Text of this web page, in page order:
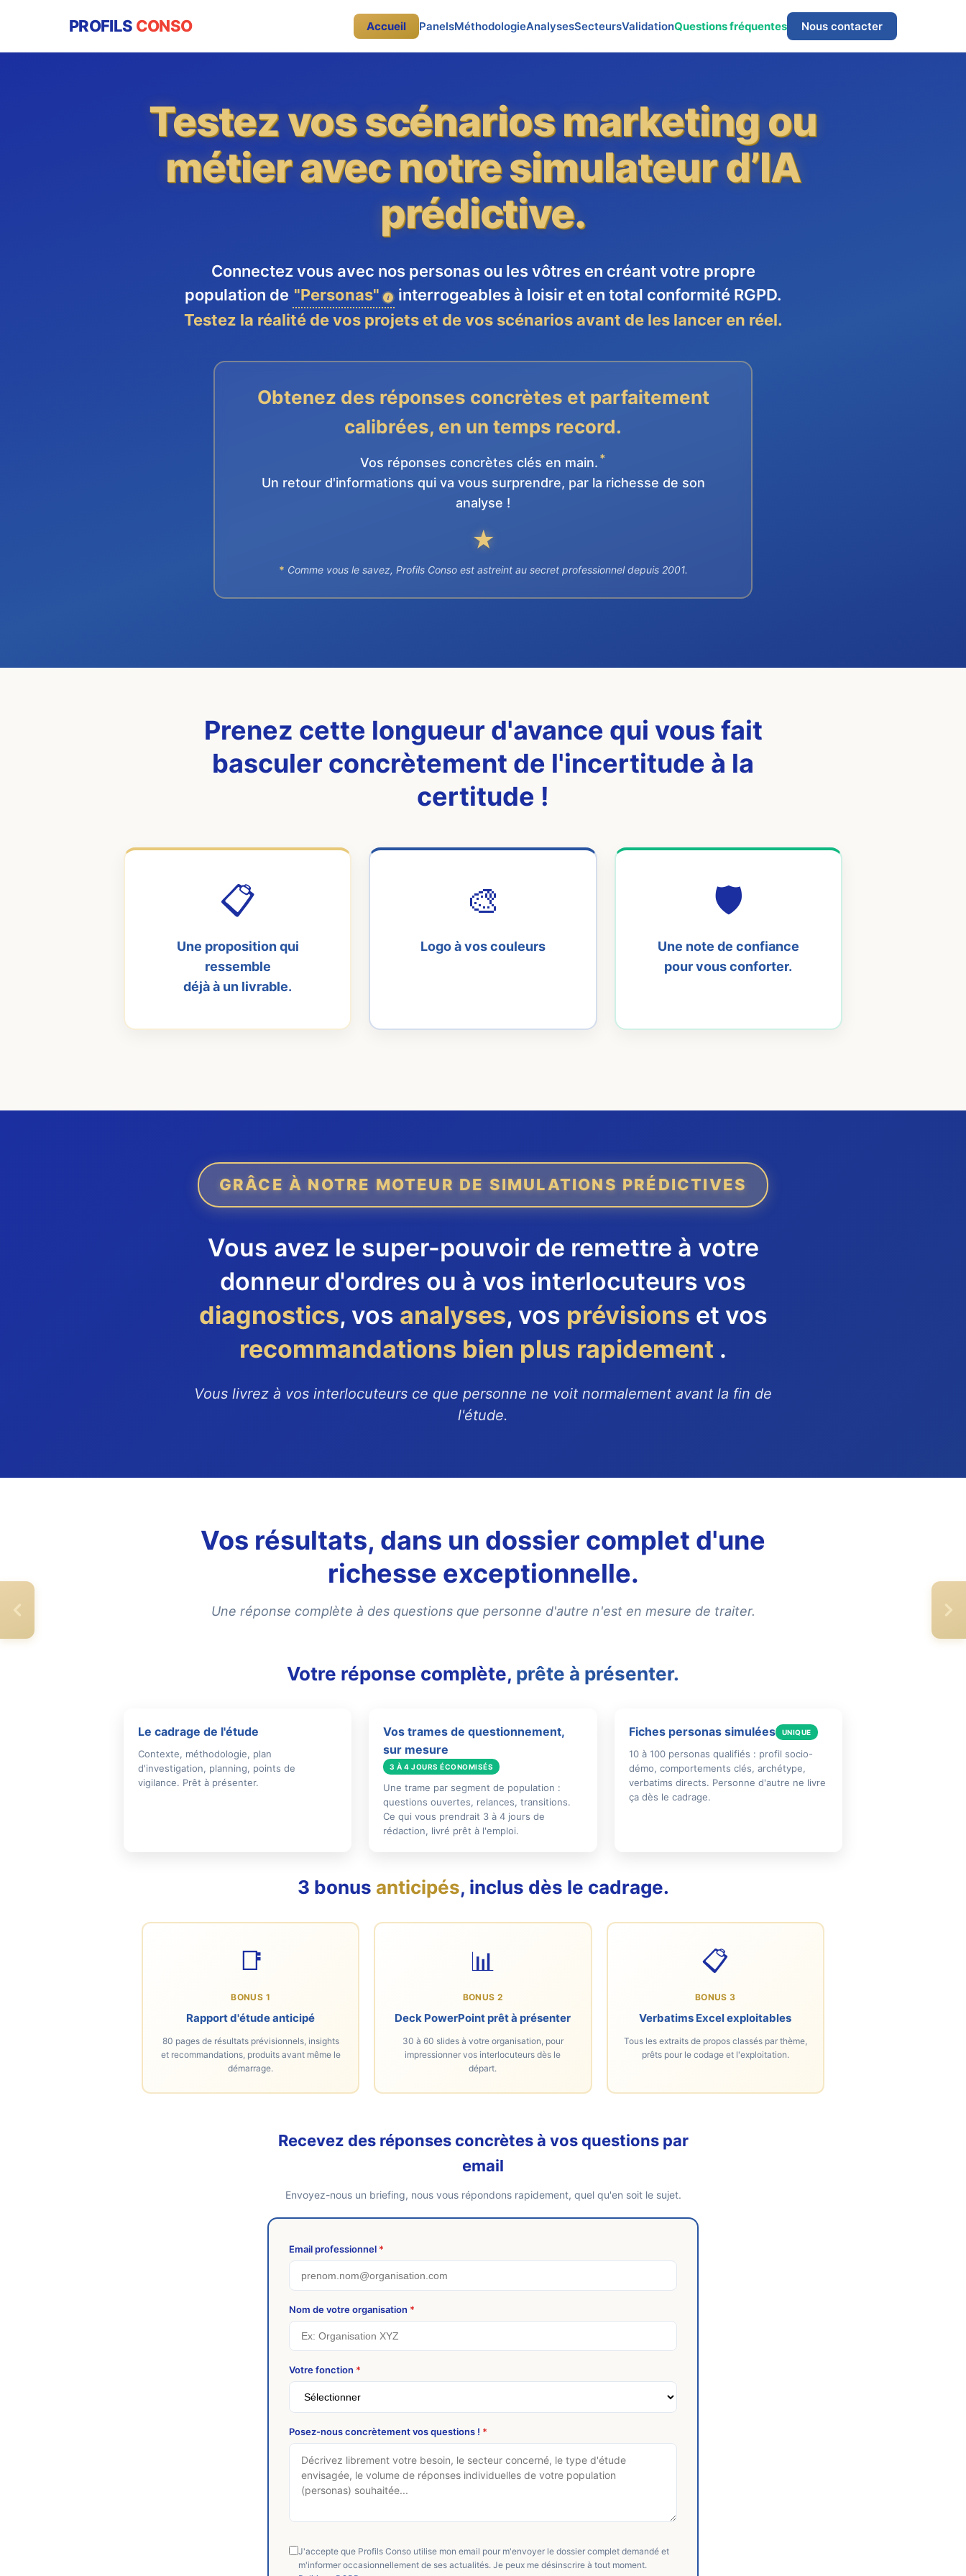
PROFILS CONSO Accueil PanelsMéthodologieAnalysesSecteursValidationQuestions fréquentes Nous contacter
Testez vos scénarios marketing ou
métier avec notre simulateur d’IA
prédictive.
Connectez vous avec nos personas ou les vôtres en créant votre propre
population de "Personas"
interrogeables à loisir et en total conformité RGPD.
Testez la réalité de vos projets et de vos scénarios avant de les lancer en réel.
Obtenez des réponses concrètes et parfaitement
calibrées, en un temps record.
Vos réponses concrètes clés en main. *
Un retour d'informations qui va vous surprendre, par la richesse de son
analyse !
★
* Comme vous le savez, Profils Conso est astreint au secret professionnel depuis 2001.
Prenez cette longueur d'avance qui vous fait
basculer concrètement de l'incertitude à la
certitude !
📋
Une proposition qui
ressemble
déjà à un livrable.
🎨
Logo à vos couleurs
🛡️
Une note de confiance
pour vous conforter.
GRÂCE À NOTRE MOTEUR DE SIMULATIONS PRÉDICTIVES
Vous avez le super-pouvoir de remettre à votre
donneur d'ordres ou à vos interlocuteurs vos
diagnostics, vos analyses, vos prévisions et vos
recommandations bien plus rapidement .
Vous livrez à vos interlocuteurs ce que personne ne voit normalement avant la fin de
l'étude.
Vos résultats, dans un dossier complet d'une
richesse exceptionnelle.
Une réponse complète à des questions que personne d'autre n'est en mesure de traiter.
Votre réponse complète, prête à présenter.
Le cadrage de l'étude
Contexte, méthodologie, plan
d'investigation, planning, points de
vigilance. Prêt à présenter.
Vos trames de questionnement,
sur mesure
3 À 4 JOURS ÉCONOMISÉS
Une trame par segment de population :
questions ouvertes, relances, transitions.
Ce qui vous prendrait 3 à 4 jours de
rédaction, livré prêt à l'emploi.
Fiches personas simulées UNIQUE
10 à 100 personas qualifiés : profil socio-
démo, comportements clés, archétype,
verbatims directs. Personne d'autre ne livre
ça dès le cadrage.
3 bonus anticipés, inclus dès le cadrage.
📑
BONUS 1
Rapport d'étude anticipé
80 pages de résultats prévisionnels, insights
et recommandations, produits avant même le
démarrage.
📊
BONUS 2
Deck PowerPoint prêt à présenter
30 à 60 slides à votre organisation, pour
impressionner vos interlocuteurs dès le
départ.
📋
BONUS 3
Verbatims Excel exploitables
Tous les extraits de propos classés par thème,
prêts pour le codage et l'exploitation.
Recevez des réponses concrètes à vos questions par
email
Envoyez-nous un briefing, nous vous répondons rapidement, quel qu'en soit le sujet.
Email professionnel *
Nom de votre organisation *
Votre fonction *
Posez-nous concrètement vos questions ! *
J'accepte que Profils Conso utilise mon email pour m'envoyer le dossier complet demandé et
m'informer occasionnellement de ses actualités. Je peux me désinscrire à tout moment.